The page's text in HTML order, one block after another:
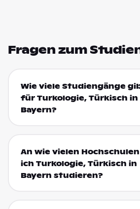
Fragen zum
Wie viele Studiengänge
für Turkologie, Türkisch in
Bayern?
An wie vielen
ich Turkologie, Türkisch in
Bayern studieren?